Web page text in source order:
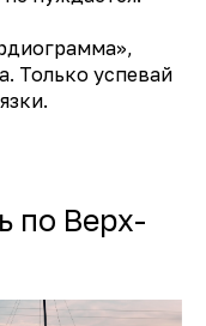
Только успевай
по Верх-